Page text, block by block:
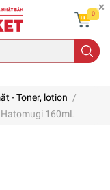
0
- Toner, lotion /
160mL